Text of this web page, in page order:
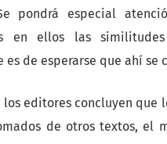
pondrá especial
en ellos las
es de esperarse que ahí
los editores concluyen
de otros textos, el